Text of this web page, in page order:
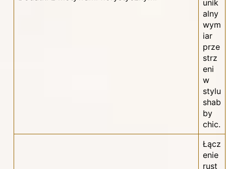
unik
alny
wym
iar
prze
strz
eni
w
stylu
shab
by
chic.
Łącz
enie
rust